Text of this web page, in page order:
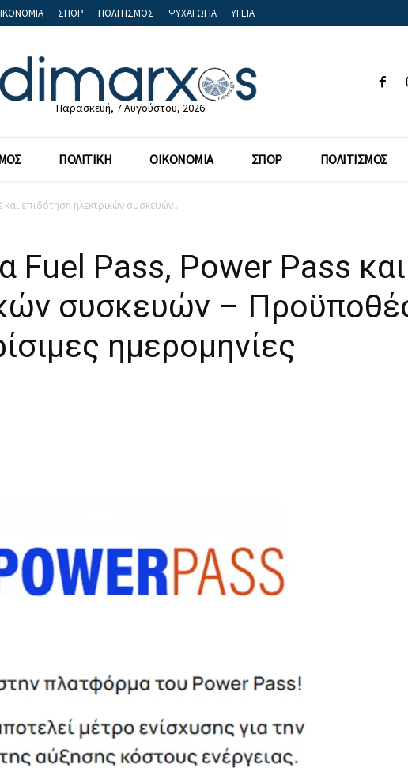
ΣΠΟΡ ΠΟΛΙΤΙΣΜΟΣ ΨΥΧΑΓΩΓΙΑ ΥΓΕΙΑ
Παρασκευή, 7 Αυγούστου, 2026
ΠΟΛΙΤΙΚΗ ΟΙΚΟΝΟΜΙΑ ΣΠΟΡ ΠΟΛΙΤΙΣΜΟΣ
επιδότηση ηλεκτρικών συσκευών...
Fuel Pass, Power Pass και
συσκευών –
ημερομηνίες